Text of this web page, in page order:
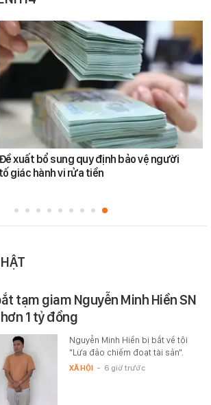
Đề xuất bổ sung quy định bảo vệ người
tố giác hành vi rửa tiền
tạm giam Nguyễn Minh Hiền SN
1 tỷ đồng
Nguyễn Minh Hiền bị bắt về tội
"Lừa đảo chiếm đoạt tài sản".
XÃ HỘI - 6 giờ trước